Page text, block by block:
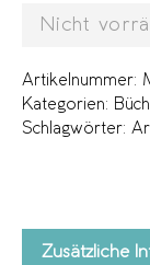
Nicht
Artikelnummer:
Kategorien:
Schlagwörter:
Zusätzliche